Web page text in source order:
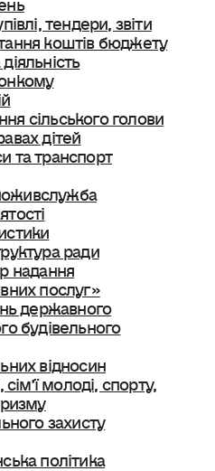
тендери, звіти
коштів бюджету
сільського голови
дітей
та транспорт
ради
надання
послуг»
державного
будівельного
відносин
сімʼї молоді, спорту,
захисту
політика